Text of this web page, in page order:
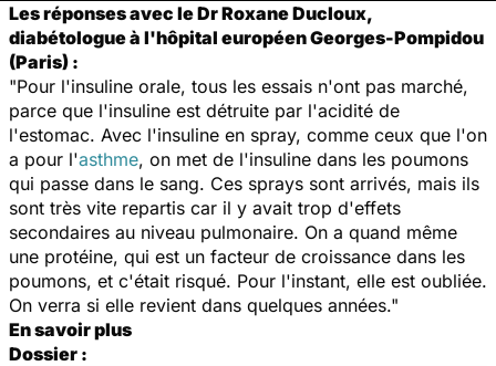
Les réponses avec le Dr Roxane Ducloux,
diabétologue à l'hôpital européen Georges-Pompidou
(Paris) :
"Pour l'insuline orale, tous les essais n'ont pas marché,
parce que l'insuline est détruite par l'acidité de
l'estomac. Avec l'insuline en spray, comme ceux que l'on
a pour l'asthme, on met de l'insuline dans les poumons
qui passe dans le sang. Ces sprays sont arrivés, mais ils
sont très vite repartis car il y avait trop d'effets
secondaires au niveau pulmonaire. On a quand même
une protéine, qui est un facteur de croissance dans les
poumons, et c'était risqué. Pour l'instant, elle est oubliée.
On verra si elle revient dans quelques années."
En savoir plus
Dossier :